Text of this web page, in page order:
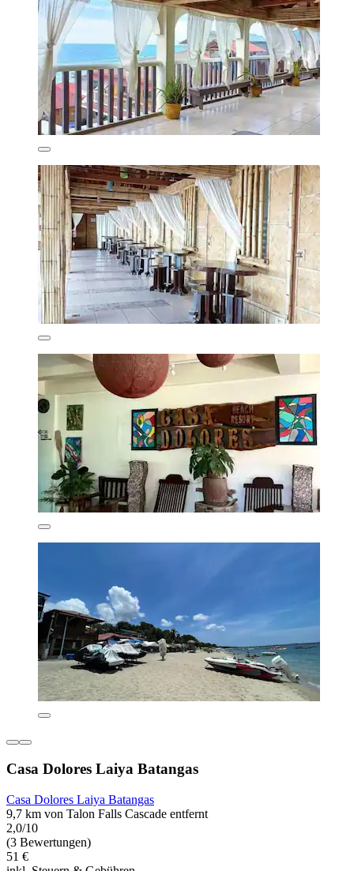
Casa Dolores Laiya Batangas
Casa Dolores Laiya Batangas
9,7 km von Talon Falls Cascade entfernt
2,0/10
(3 Bewertungen)
51 €